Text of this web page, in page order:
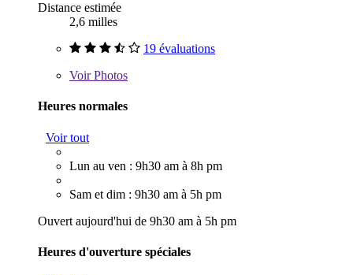
Distance estimée
2,6 milles
19 évaluations
VoirPhotos
Heures normales
Voir tout
Lun au ven : 9h30 am à 8h pm
Sam et dim : 9h30 am à 5h pm
Ouvert aujourd'hui de 9h30 am à 5h pm
Heures d'ouverture spéciales